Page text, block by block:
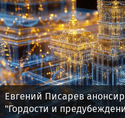
Евгений Писарев
"Гордости и